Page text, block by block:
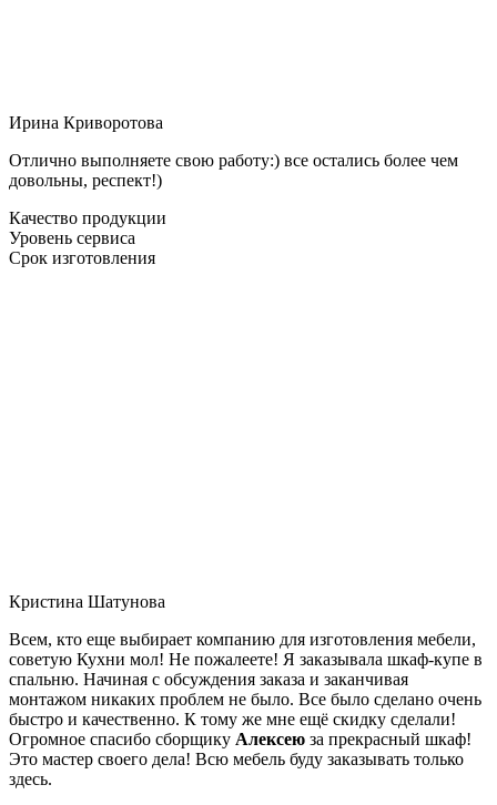
Ирина Криворотова
Отлично выполняете свою работу:) все остались более чем
довольны, респект!)
Качество продукции
Уровень сервиса
Срок изготовления
Кристина Шатунова
Всем, кто еще выбирает компанию для изготовления мебели,
советую Кухни мол! Не пожалеете! Я заказывала шкаф-купе в
спальню. Начиная с обсуждения заказа и заканчивая
монтажом никаких проблем не было. Все было сделано очень
быстро и качественно. К тому же мне ещё скидку сделали!
Огромное спасибо сборщику Алексею за прекрасный шкаф!
Это мастер своего дела! Всю мебель буду заказывать только
здесь.